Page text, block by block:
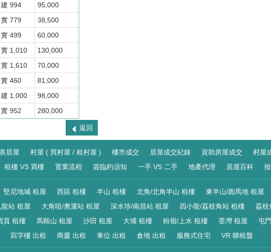
建 994
95,000
實 779
38,500
實 499
60,000
實 1,010
130,000
實 1,610
70,000
實 460
81,000
建 1,000
98,000
實 952 280,000
返回
居屋 村屋 ( 買村屋 / 租村屋 ) 樓市成交 居屋成交紀錄 資助房屋成交 村屋
租樓 VS 買樓 置業流程 簽臨約須知 一手 VS 二手 地產代理 居屋百科
堅尼地城 租屋 西區 租樓 半山 租樓 北角/北角半山 租樓 東半山/跑馬地 租屋
站 租屋 大角咀/奧運站 租屋 深水埗/南昌站 租屋 四小龍/荔枝角站 租樓 荔枝
貢 租樓 馬鞍山 租屋 沙田 租屋 大埔 租樓 粉嶺/上水 租樓 荃灣 租屋 屯
寫字樓 出租 商廈 出租 車位 出租 倉地 出租 服務式住宅 VR 睇租盤